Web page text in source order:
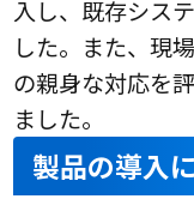
入し、既存シス
した。また、現
の親身な対応を
ました。
製品の導入